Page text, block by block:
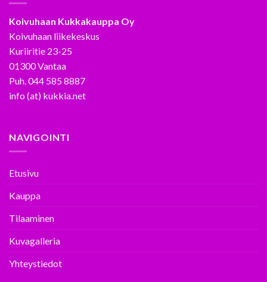
Koivuhaan Kukkakauppa Oy
Koivuhaan liikekeskus
Kuriiritie 23-25
01300 Vantaa
Puh. 044 585 8887
info (at) kukkia.net
NAVIGOINTI
Etusivu
Kauppa
Tilaaminen
Kuvagalleria
Yhteystiedot